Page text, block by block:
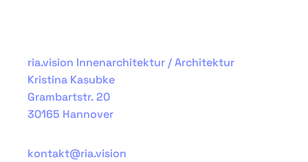
ria.vision Innenarchitektur / Architektur
Kristina Kasubke
Grambartstr. 20
30165 Hannover
kontakt@ria.vision